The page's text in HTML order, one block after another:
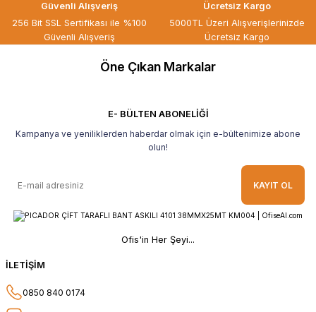
Kaliteli ürün, güvenli alışveriş ve
teşekkür ederim.
hediye ile geldi Teşekkür ederim Tavsiye
Ahmet Yılmaz | 29/04/2026
paketlenmiş, sorunsuz teslim aldım,
O... A... | 10/02/2026
Teşekkür ederim.
Güvenli Alışveriş
256 Bit SSL Sertifikası ile %100
Güvenli Alışveriş
Ücretsiz Kargo
5000TL Üzeri Alışverişlerinizde
Ücretsiz Kargo
Öne Çıkan Markalar
E- BÜLTEN ABONELİĞİ
Kampanya ve yeniliklerden haberdar olmak için e-bültenimize abone
olun!
KAYIT OL
Ofis'in Her Şeyi...
İLETİŞİM
0850 840 0174